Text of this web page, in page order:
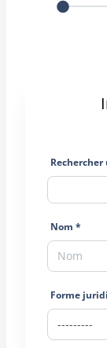
Rechercher
Nom *
Forme